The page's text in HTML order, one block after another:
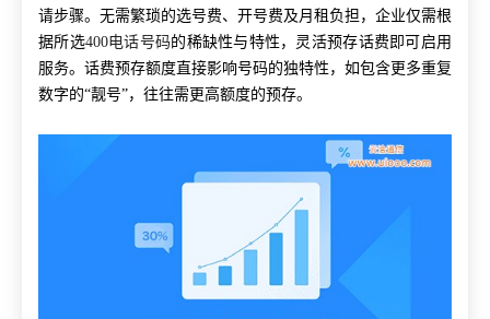
请步骤。无需繁琐的选号费、开号费及月租负担，企业仅需根
据所选400电话号码的稀缺性与特性，灵活预存话费即可启用
服务。话费预存额度直接影响号码的独特性，如包含更多重复
数字的“靓号”，往往需更高额度的预存。